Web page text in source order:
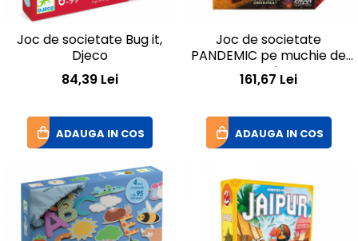
Joc de societate Bug it,
Djeco
84,39 Lei
ADAUGA IN COS
Joc de societate
PANDEMIC pe muchie de
cutit
161,67 Lei
ADAUGA IN COS